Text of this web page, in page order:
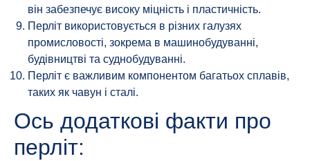
він забезпечує високу міцність і пластичність.
Перліт використовується в різних галузях
промисловості, зокрема в машинобудуванні,
будівництві та суднобудуванні.
Перліт є важливим компонентом багатьох сплавів,
таких як чавун і сталі.
Ось додаткові факти про
перліт: